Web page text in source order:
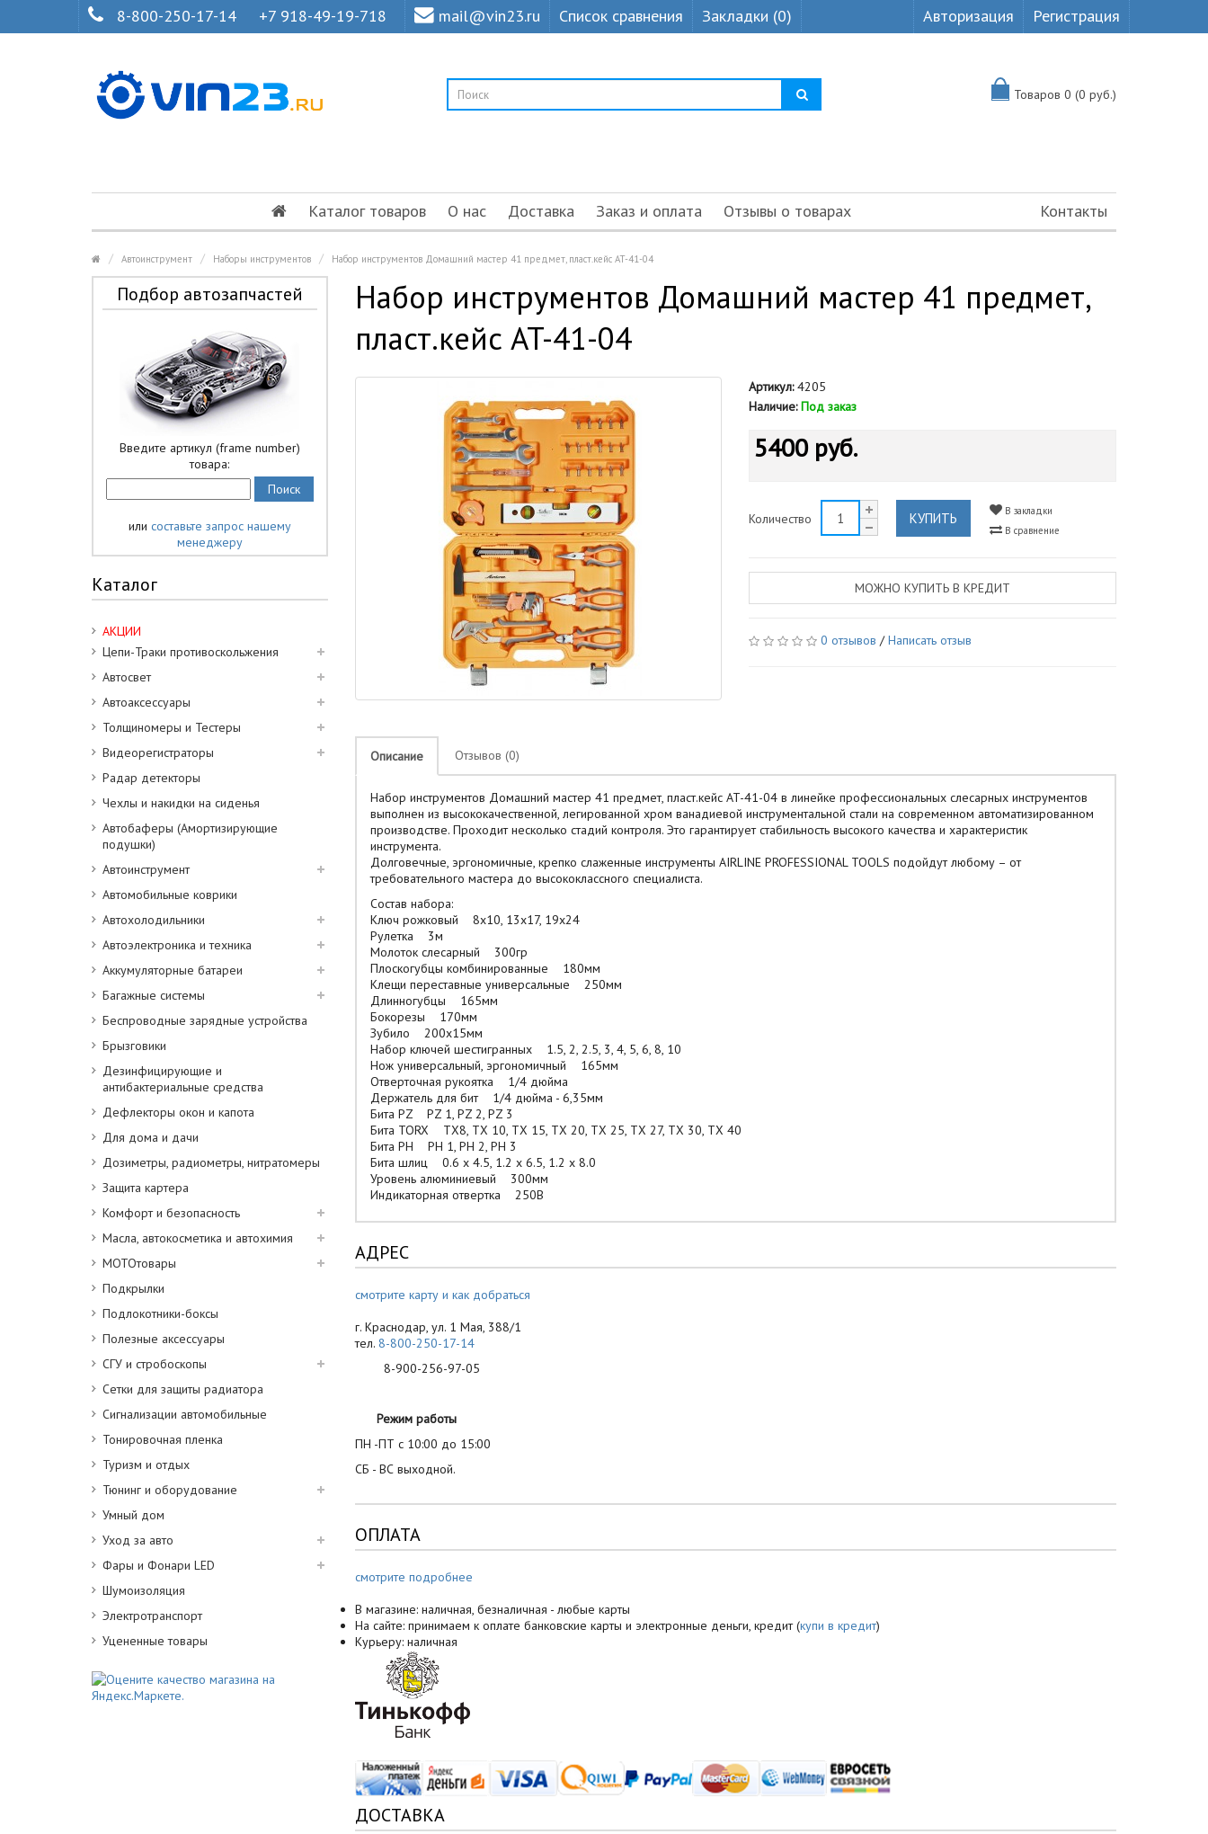
8-800-250-17-14 +7 918-49-19-718 mail@vin23.ru Список сравнения Закладки (0) Авторизация Регистрация
Товаров 0 (0 руб.)
Каталог товаров О нас Доставка Заказ и оплата Отзывы о товарах Контакты
Автоинструмент Наборы инструментов Набор инструментов Домашний мастер 41 предмет, пласт.кейс AT-41-04
Подбор автозапчастей
Введите артикул (frame number)
товара:
или составьте запрос нашему
менеджеру
Каталог
АКЦИИ
Цепи-Траки противоскольжения
Автосвет
Автоаксессуары
Толщиномеры и Тестеры
Видеорегистраторы
Радар детекторы
Чехлы и накидки на сиденья
Автобаферы (Амортизирующие
подушки)
Автоинструмент
Автомобильные коврики
Автохолодильники
Автоэлектроника и техника
Аккумуляторные батареи
Багажные системы
Беспроводные зарядные устройства
Брызговики
Дезинфицирующие и
антибактериальные средства
Дефлекторы окон и капота
Для дома и дачи
Дозиметры, радиометры, нитратомеры
Защита картера
Комфорт и безопасность
Масла, автокосметика и автохимия
МОТОтовары
Подкрылки
Подлокотники-боксы
Полезные аксессуары
СГУ и стробоскопы
Сетки для защиты радиатора
Сигнализации автомобильные
Тонировочная пленка
Туризм и отдых
Тюнинг и оборудование
Умный дом
Уход за авто
Фары и Фонари LED
Шумоизоляция
Электротранспорт
Уцененные товары
Набор инструментов Домашний мастер 41 предмет,
пласт.кейс AT-41-04
Артикул:4205
Наличие: Под заказ
5400 руб.
Количество КУПИТЬ
В закладки
В сравнение
МОЖНО КУПИТЬ В КРЕДИТ
0 отзывов /Написать отзыв
Описание Отзывов (0)
Набор инструментов Домашний мастер 41 предмет, пласт.кейс AT-41-04 в линейке профессиональных слесарных инструментов
выполнен из высококачественной, легированной хром ванадиевой инструментальной стали на современном автоматизированном
производстве. Проходит несколько стадий контроля. Это гарантирует стабильность высокого качества и характеристик
инструмента.
Долговечные, эргономичные, крепко слаженные инструменты AIRLINE PROFESSIONAL TOOLS подойдут любому – от
требовательного мастера до высококлассного специалиста.
Состав набора:
Ключ рожковый 8х10, 13х17, 19х24
Рулетка 3м
Молоток слесарный 300гр
Плоскогубцы комбинированные 180мм
Клещи переставные универсальные 250мм
Длинногубцы 165мм
Бокорезы 170мм
Зубило 200х15мм
Набор ключей шестигранных 1.5, 2, 2.5, 3, 4, 5, 6, 8, 10
Нож универсальный, эргономичный 165мм
Отверточная рукоятка 1/4 дюйма
Держатель для бит 1/4 дюйма - 6,35мм
Бита PZ PZ 1, PZ 2, PZ 3
Бита TORX TX8, TX 10, TX 15, TX 20, TX 25, TX 27, TX 30, TX 40
Бита PH PH 1, PH 2, PH 3
Бита шлиц 0.6 x 4.5, 1.2 x 6.5, 1.2 x 8.0
Уровень алюминиевый 300мм
Индикаторная отвертка 250В
АДРЕС
смотрите карту и как добраться
г. Краснодар, ул. 1 Мая, 388/1
тел. 8-800-250-17-14
8-900-256-97-05
Режим работы
ПН -ПТ с 10:00 до 15:00
СБ - ВС выходной.
ОПЛАТА
смотрите подробнее
В магазине: наличная, безналичная - любые карты
На сайте: принимаем к оплате банковские карты и электронные деньги, кредит (купи в кредит)
Курьеру: наличная
ДОСТАВКА